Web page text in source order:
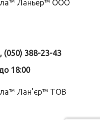
Ланьер™ ООО
(050) 388-23-43
18:00
Лан'єр™ ТОВ